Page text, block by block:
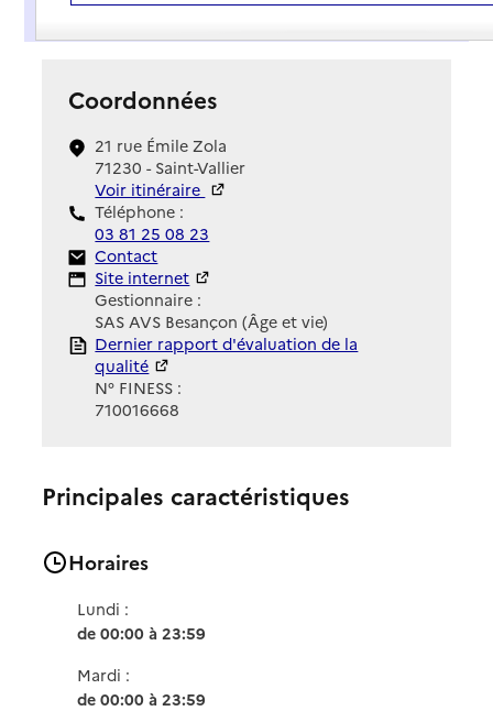
Coordonnées
21 rue Émile Zola
71230 - Saint-Vallier
Voir itinéraire
Téléphone :
03 81 25 08 23
Contact
Contact
Site Internet
Site internet
Gestionnaire :
SAS AVS Besançon (Âge et vie)
Rapport HAS
Dernier rapport d'évaluation de la
qualité
N° FINESS :
710016668
Principales caractéristiques
Horaires
Lundi :
de 00:00 à 23:59
Mardi :
de 00:00 à 23:59